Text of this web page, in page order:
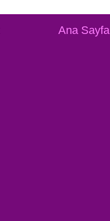
Ana Sayfa